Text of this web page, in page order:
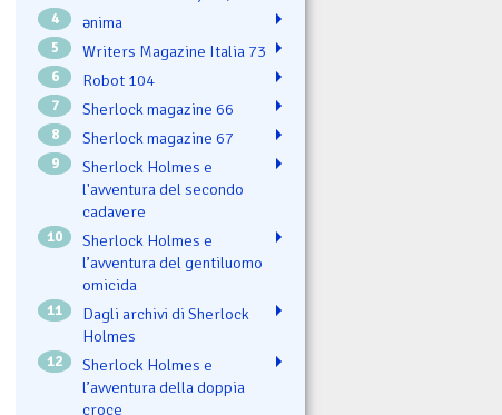
4 ənima
5 Writers Magazine Italia 73
6 Robot 104
7 Sherlock magazine 66
8 Sherlock magazine 67
9
Sherlock Holmes e
l'avventura del secondo
cadavere
10
Sherlock Holmes e
l’avventura del gentiluomo
omicida
11
Dagli archivi di Sherlock
Holmes
12
Sherlock Holmes e
l’avventura della doppia
croce